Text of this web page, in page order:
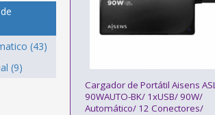
(43)
(9)
Cargador de Portátil Aisens
90WAUTO-BK/ 1xUSB/ 90W/
Automático/ 12 Conectores/